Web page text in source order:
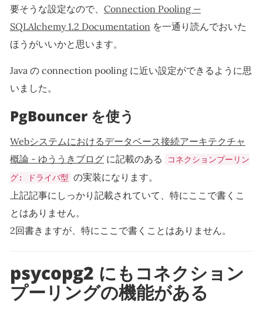
要そうな設定なので、 Connection Pooling —
SQLAlchemy 1.2 Documentation を一通り読んでおいた
ほうがいいかと思います。
Java の connection pooling に近い設定ができるように思
いました。
PgBouncer を使う
Webシステムにおけるデータベース接続アーキテクチャ
概論 - ゆううきブログ に記載のある
コネクションプーリン
グ: ドライバ型 の実装になります。
上記記事にしっかり記載されていて、特にここで書くこ
とはありません。
2回書きますが、特にここで書くことはありません。
psycopg2 にもコネクション
プーリングの機能がある